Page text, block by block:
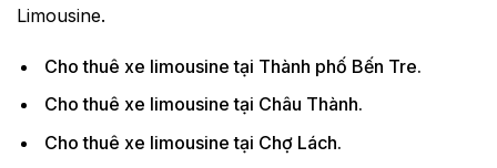
Limousine.
Cho thuê xe limousine tại Thành phố Bến Tre.
Cho thuê xe limousine tại Châu Thành.
Cho thuê xe limousine tại Chợ Lách.